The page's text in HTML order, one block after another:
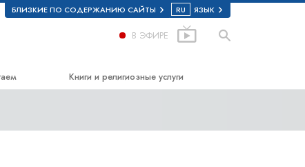
БЛИЗКИЕ ПО СОДЕРЖАНИЮ САЙТЫ RU ЯЗЫК
В ЭФИРЕ
Книги и религиозные услуги